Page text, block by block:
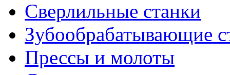
Сверлильные станки
Зубообрабатывающие
Прессы и молоты